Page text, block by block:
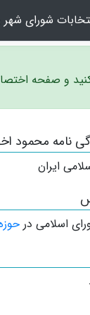
شورای شهر
و صفحه
نامه محمود
ایران
اسلامی در